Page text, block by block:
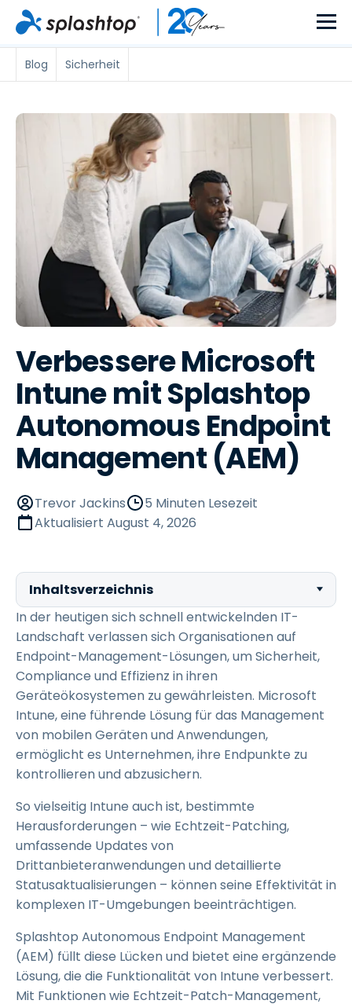
Blog Sicherheit
Verbessere Microsoft
Intune mit Splashtop
Autonomous Endpoint
Management (AEM)
Trevor Jackins
5 Minuten Lesezeit
Aktualisiert August 4, 2026
Inhaltsverzeichnis
In der heutigen sich schnell entwickelnden IT-
Landschaft verlassen sich Organisationen auf
Endpoint-Management-Lösungen, um Sicherheit,
Compliance und Effizienz in ihren
Geräteökosystemen zu gewährleisten. Microsoft
Intune, eine führende Lösung für das Management
von mobilen Geräten und Anwendungen,
ermöglicht es Unternehmen, ihre Endpunkte zu
kontrollieren und abzusichern.
So vielseitig Intune auch ist, bestimmte
Herausforderungen – wie Echtzeit-Patching,
umfassende Updates von
Drittanbieteranwendungen und detaillierte
Statusaktualisierungen – können seine Effektivität in
komplexen IT-Umgebungen beeinträchtigen.
Splashtop Autonomous Endpoint Management
(AEM) füllt diese Lücken und bietet eine ergänzende
Lösung, die die Funktionalität von Intune verbessert.
Mit Funktionen wie Echtzeit-Patch-Management,